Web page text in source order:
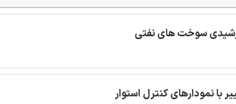
سوخت های نفتی
نمودارهای کنترل استوار